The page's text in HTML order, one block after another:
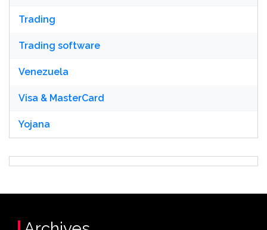
Trading
Trading software
Venezuela
Visa & MasterCard
Yojana